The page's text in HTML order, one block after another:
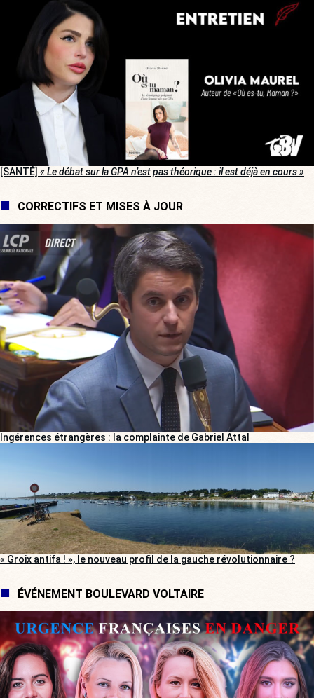
[SANTÉ] « Le débat sur la GPA n’est pas théorique : il est déjà en cours »
CORRECTIFS ET MISES À JOUR
Ingérences étrangères : la complainte de Gabriel Attal
« Groix antifa ! », le nouveau profil de la gauche révolutionnaire ?
ÉVÉNEMENT BOULEVARD VOLTAIRE